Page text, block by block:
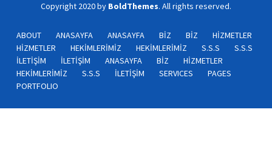
Copyright 2020 by BoldThemes. All rights reserved.
ABOUT ANASAYFA ANASAYFA BİZ BİZ
HİZMETLER
HİZMETLER
HEKİMLERİMİZ HEKİMLERİMİZ S.S.S
S.S.S
İLETİŞİM
İLETİŞİM ANASAYFA BİZ
HİZMETLER
HEKİMLERİMİZ
S.S.S İLETİŞİM SERVICES
PAGES
PORTFOLIO